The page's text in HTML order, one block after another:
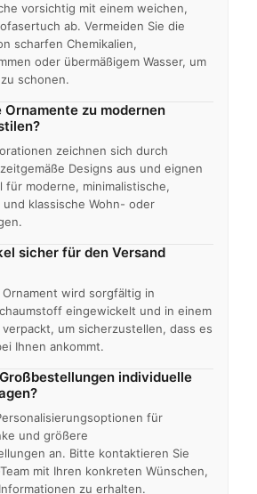
vorsichtig mit einem weichen,
ab. Vermeiden Sie die
scharfen Chemikalien,
oder übermäßigem Wasser, um
schonen.
Ornamente zu modernen
zeichnen sich durch
Designs aus und eignen
für moderne, minimalistische,
und klassische Wohn- oder
sicher für den Versand
wird sorgfältig in
eingewickelt und in einem
um sicherzustellen, dass es
Ihnen ankommt.
individuelle
für
und größere
an. Bitte kontaktieren Sie
mit Ihren konkreten Wünschen,
zu erhalten.